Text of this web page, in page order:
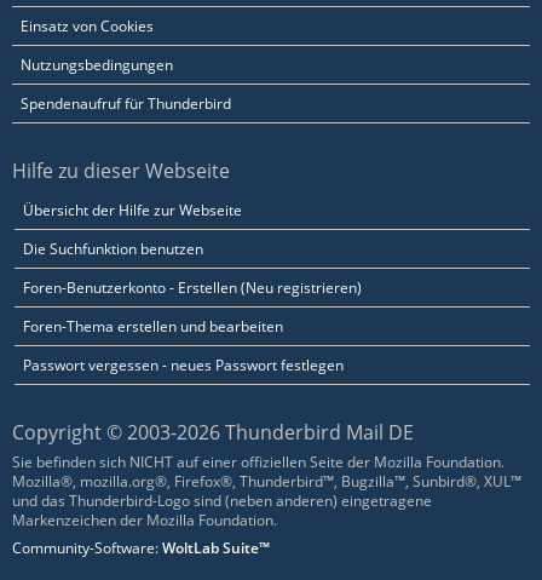
Einsatz von Cookies
Nutzungsbedingungen
Spendenaufruf für Thunderbird
Hilfe zu dieser Webseite
Übersicht der Hilfe zur Webseite
Die Suchfunktion benutzen
Foren-Benutzerkonto - Erstellen (Neu registrieren)
Foren-Thema erstellen und bearbeiten
Passwort vergessen - neues Passwort festlegen
Copyright © 2003-2026 Thunderbird Mail DE
Sie befinden sich NICHT auf einer offiziellen Seite der Mozilla Foundation.
Mozilla®, mozilla.org®, Firefox®, Thunderbird™, Bugzilla™, Sunbird®, XUL™
und das Thunderbird-Logo sind (neben anderen) eingetragene
Markenzeichen der Mozilla Foundation.
Community-Software:WoltLab Suite™